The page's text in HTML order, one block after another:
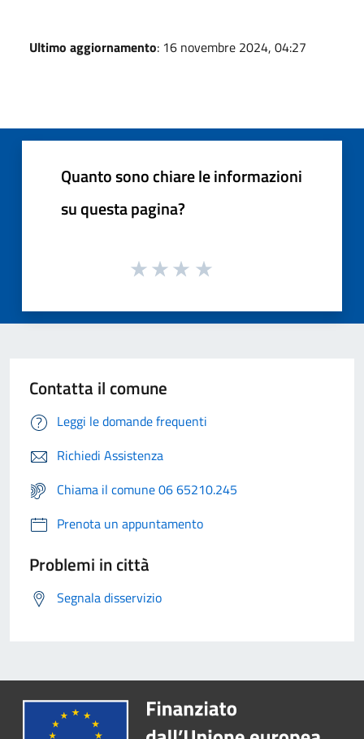
Ultimo aggiornamento: 16 novembre 2024, 04:27
Quanto sono chiare le informazioni
su questa pagina?
Contatta il comune
Leggi le domande frequenti
Richiedi Assistenza
Chiama il comune 06 65210.245
Prenota un appuntamento
Problemi in città
Segnala disservizio